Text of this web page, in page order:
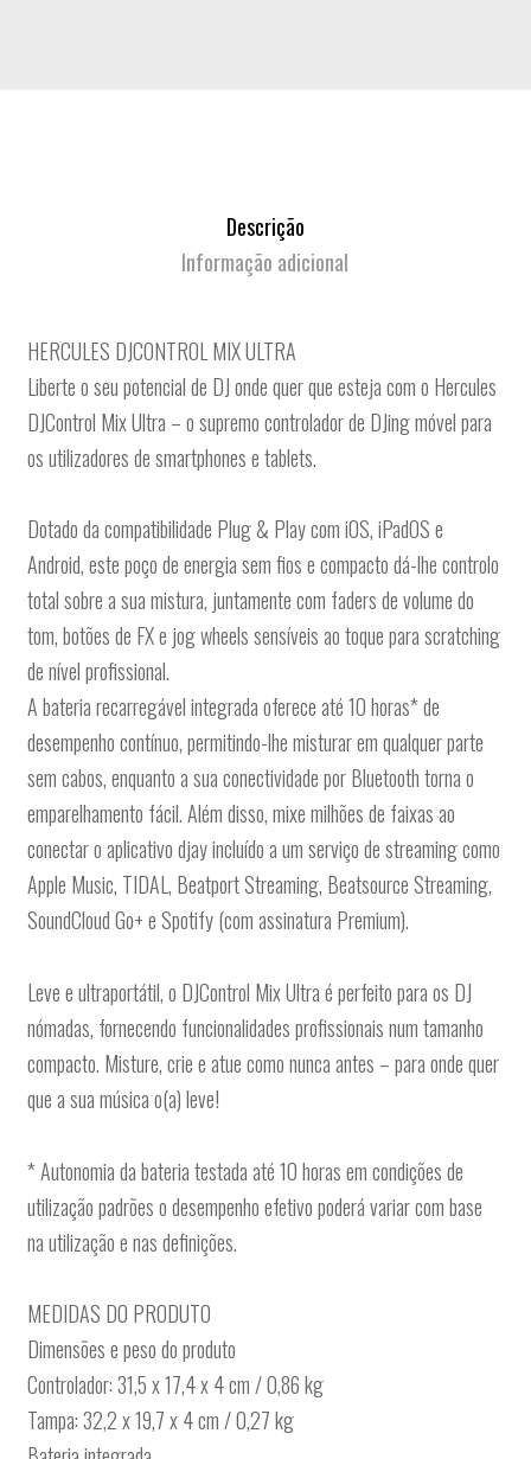
Descrição
Informação adicional
HERCULES DJCONTROL MIX ULTRA
Liberte o seu potencial de DJ onde quer que esteja com o Hercules
DJControl Mix Ultra – o supremo controlador de DJing móvel para
os utilizadores de smartphones e tablets.
Dotado da compatibilidade Plug & Play com iOS, iPadOS e
Android, este poço de energia sem fios e compacto dá-lhe controlo
total sobre a sua mistura, juntamente com faders de volume do
tom, botões de FX e jog wheels sensíveis ao toque para scratching
de nível profissional.
A bateria recarregável integrada oferece até 10 horas* de
desempenho contínuo, permitindo-lhe misturar em qualquer parte
sem cabos, enquanto a sua conectividade por Bluetooth torna o
emparelhamento fácil. Além disso, mixe milhões de faixas ao
conectar o aplicativo djay incluído a um serviço de streaming como
Apple Music, TIDAL, Beatport Streaming, Beatsource Streaming,
SoundCloud Go+ e Spotify (com assinatura Premium).
Leve e ultraportátil, o DJControl Mix Ultra é perfeito para os DJ
nómadas, fornecendo funcionalidades profissionais num tamanho
compacto. Misture, crie e atue como nunca antes – para onde quer
que a sua música o(a) leve!
* Autonomia da bateria testada até 10 horas em condições de
utilização padrões o desempenho efetivo poderá variar com base
na utilização e nas definições.
MEDIDAS DO PRODUTO
Dimensões e peso do produto
Controlador: 31,5 x 17,4 x 4 cm / 0,86 kg
Tampa: 32,2 x 19,7 x 4 cm / 0,27 kg